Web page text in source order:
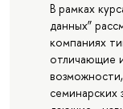
В рамках
данных”
компаниях
отличающие
семинарских